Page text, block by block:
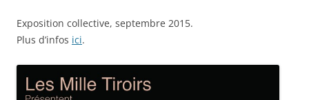
Exposition collective, septembre 2015.
Plus d’infos ici.